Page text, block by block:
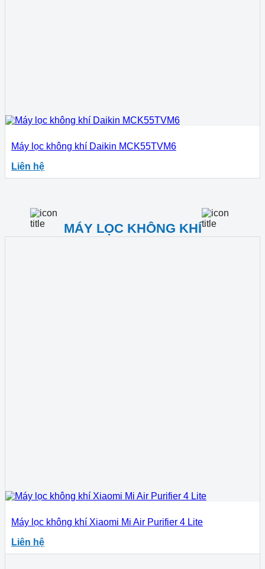
Máy lọc không khí Daikin MCK55TVM6
Liên hệ
MÁY LỌC KHÔNG KHÍ
Máy lọc không khí Xiaomi Mi Air Purifier 4 Lite
Liên hệ